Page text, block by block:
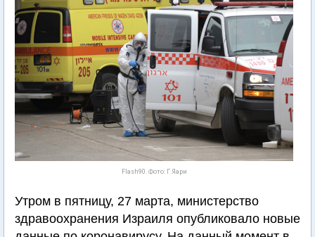
Flash90. Фото: Г.Яари
Утром в пятницу, 27 марта, министерство
здравоохранения Израиля опубликовало новые